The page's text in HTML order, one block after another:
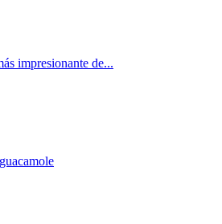
impresionante de...